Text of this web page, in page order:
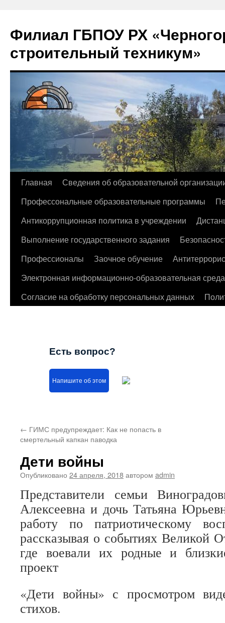
Филиал ГБПОУ РХ
строительный техникум»
Перейти
содержимому
Главная
Сведения об образовательной
Профессональные образовательные программы
Антикоррупционная политика в учреждении
Выполнение государственного задания
Профессионалы
Заочное обучение
Электронная информационно-образовательная среда
Согласие на обработку персональных данных
Есть вопрос?
Напишите об этом
← ГИМС предупреждает: Как не попасть в
смертельный капкан паводка
Дети войны
Опубликовано 24 апреля, 2018автором admin
Представители семьи
Алексеевна и дочь Татьяна
работу по патриотическому
рассказывая о событиях Великой
где воевали их родные и
проект
«Дети войны» с просмотром
стихов.